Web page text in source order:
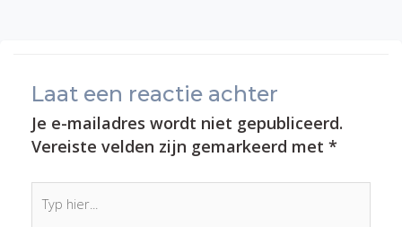
Laat een reactie achter
Je e-mailadres wordt niet gepubliceerd.
Vereiste velden zijn gemarkeerd met *
hier...